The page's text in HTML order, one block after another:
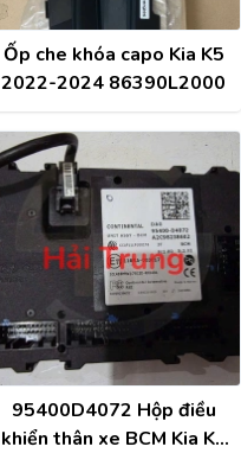
Ốp che khóa capo Kia K5
2022-2024 86390L2000
95400D4072 Hộp điều
khiển thân xe BCM Kia K5